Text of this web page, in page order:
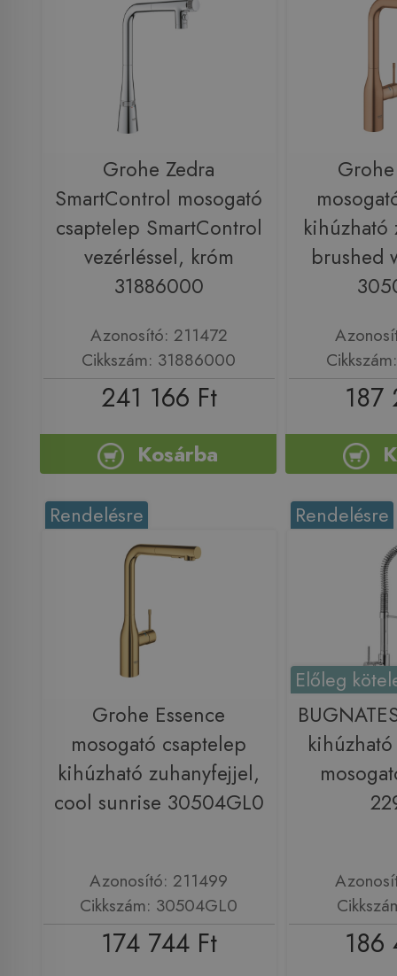
Grohe Zedra
SmartControl mosogató
csaptelep SmartControl
vezérléssel, króm
31886000
Azonosító: 211472
Cikkszám: 31886000
241 166 Ft
Kosárba
kihúzható
brushed
187
Rendelésre
Grohe Essence
mosogató csaptelep
kihúzható zuhanyfejjel,
cool sunrise 30504GL0
Azonosító: 211499
Cikkszám: 30504GL0
174 744 Ft
Rendelésre
Előleg
186